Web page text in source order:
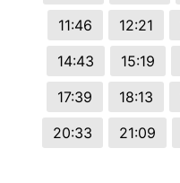
11:46
12:21
14:43
15:19
17:39
18:13
20:33
21:09